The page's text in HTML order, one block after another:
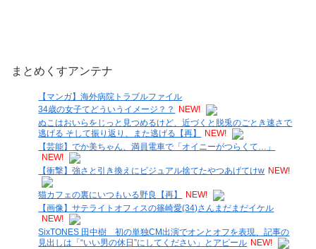
まとめくすアンテナ
【マンガ】海外病院トラブルファイル
34歳の女子てどういうイメージ？？
NEW!
ぬこはおいらをじっと見つめるけど、近づくと脱兎のごとき速さで
逃げる そして振り返り、また逃げる【再】
NEW!
【芸能】でか美ちゃん、満員電車で「オイニーがつらくて…」
NEW!
【衝撃】強さと引き換えにビジュアル捨てたやつあげてけw NEW!
猫カフェの裏にいつもいる野良【再】
NEW!
【画像】サテライトオフィスの篠崎愛(34)さんまだまだイケル
NEW!
SixTONES 田中樹 初の単独CM出演でオンとオフを表現、記事の
見出しは「“いい男の休日”にしてください」とアピール NEW!